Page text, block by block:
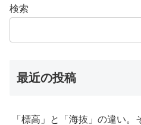
検索
最近の投稿
「標高」と「海抜」の違い